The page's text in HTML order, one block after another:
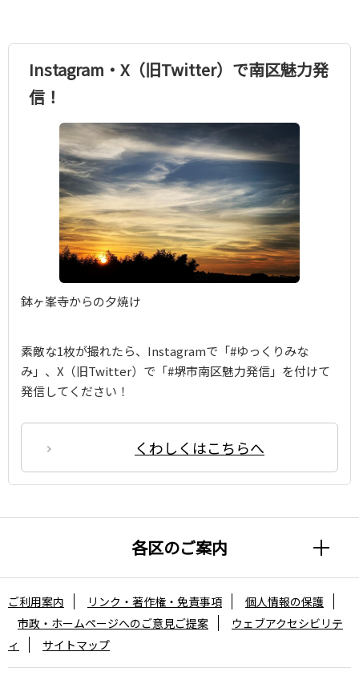
Instagram・X（旧Twitter）で南区魅力発
信！
鉢ヶ峯寺からの夕焼け
素敵な1枚が撮れたら、Instagramで「#ゆっくりみな
み」、X（旧Twitter）で「#堺市南区魅力発信」を付けて
発信してください！
くわしくはこちらへ
各区のご案内
ご利用案内 リンク・著作権・免責事項
個人情報の保護
市政・ホームページへのご意見ご提案
ウェブアクセシビリテ
ィ
サイトマップ